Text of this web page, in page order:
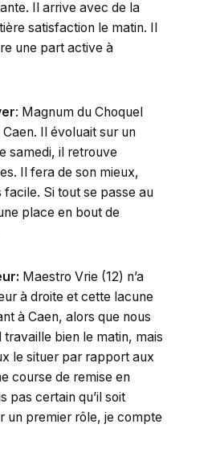
Il arrive avec de la
satisfaction le matin. Il
une part active à
: Magnum du Choquel
Il évoluait sur un
samedi, il retrouve
Il fera de son mieux,
Si tout se passe au
place en bout de
Maestro Vrie (12) n’a
à droite et cette lacune
à Caen, alors que nous
bien le matin, mais
le situer par rapport aux
course de remise en
pas certain qu’il soit
un premier rôle, je compte